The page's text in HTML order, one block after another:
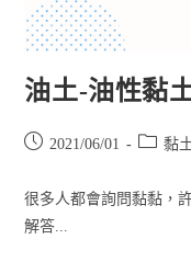
油土-油性黏
2021/06/01 黏
很多人都會詢問黏黏，
解答...